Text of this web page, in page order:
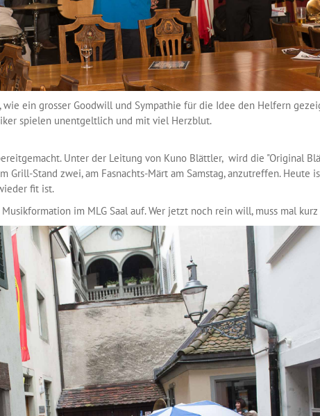
ein grosser Goodwill und Sympathie für die Idee den Helfern
spielen unentgeltlich und mit viel Herzblut.
Unter der Leitung von Kuno Blättler, wird die "Original
Stand zwei, am Fasnachts-Märt am Samstag, anzutreffen. Heute
fit ist.
im MLG Saal auf. Wer jetzt noch rein will, muss mal kurz